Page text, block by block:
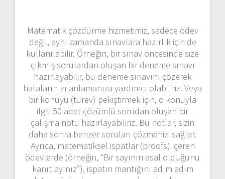
Matematik çözdürme hizmetimiz, sadece ödev
değil, aynı zamanda sınavlara hazırlık için de
kullanılabilir. Örneğin, bir sınav öncesinde size
çıkmış sorulardan oluşan bir deneme sınavı
hazırlayabilir, bu deneme sınavını çözerek
hatalarınızı anlamanıza yardımcı olabiliriz. Veya
bir konuyu (türev) pekiştirmek için, o konuyla
ilgili 50 adet çözümlü sorudan oluşan bir
çalışma notu hazırlayabiliriz. Bu notlar, sizin
daha sonra benzer soruları çözmenizi sağlar.
Ayrıca, matematiksel ispatlar (proofs) içeren
ödevlerde (örneğin, “Bir sayının asal olduğunu
kanıtlayınız”), ispatın mantığını adım adım